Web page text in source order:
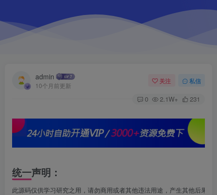
admin
10个月前更新
关注 私信
0 2.1W+ 231
统一声明：
此源码仅供学习研究之用，请勿商用或者其他违法用途，产生其他后果与